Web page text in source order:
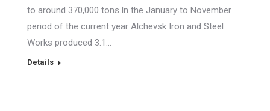
to around 370,000 tons.In the January to November
period of the current year Alchevsk Iron and Steel
Works produced 3.1…
Details